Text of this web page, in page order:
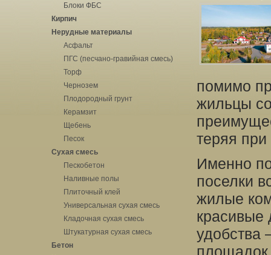
Блоки ФБС
Кирпич
Нерудные материалы
Асфальт
ПГС (песчано-гравийная смесь)
Торф
Чернозем
Плодородный грунт
Керамзит
Щебень
Песок
Сухая смесь
Пескобетон
Наливные полы
Плиточный клей
Универсальная сухая смесь
Кладочная сухая смесь
Штукатурная сухая смесь
Бетон
помимо
жильцы
теряя
Именно
поселки
жилые
красивые
удобства
площадок